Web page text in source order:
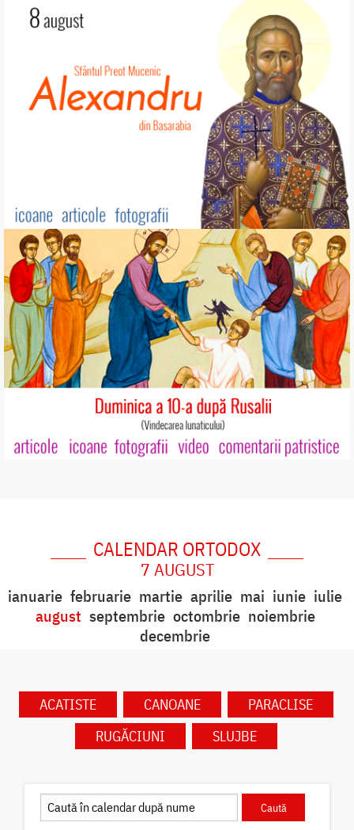
CALENDAR ORTODOX
7 AUGUST
ianuarie februarie martie aprilie mai iunie iulie
august septembrie octombrie noiembrie
decembrie
ACATISTE CANOANE
PARACLISE
RUGĂCIUNI
SLUJBE